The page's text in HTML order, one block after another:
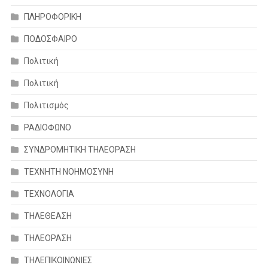
ΠΛΗΡΟΦΟΡΙΚΗ
ΠΟΔΟΣΦΑΙΡΟ
Πολιτική
Πολιτική
Πολιτισμός
ΡΑΔΙΟΦΩΝΟ
ΣΥΝΔΡΟΜΗΤΙΚΗ ΤΗΛΕΟΡΑΣΗ
ΤΕΧΝΗΤΗ ΝΟΗΜΟΣΥΝΗ
ΤΕΧΝΟΛΟΓΙΑ
ΤΗΛΕΘΕΑΣΗ
ΤΗΛΕΟΡΑΣΗ
ΤΗΛΕΠΙΚΟΙΝΩΝΙΕΣ